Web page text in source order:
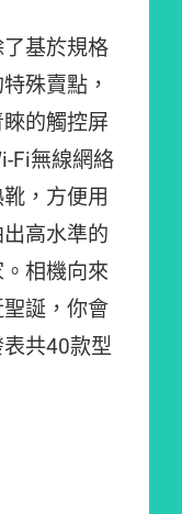
基於規格
殊賣點，
的觸控屏
Fi無線網絡
，方便用
高水準的
相機向來
誕，你會
共40款型